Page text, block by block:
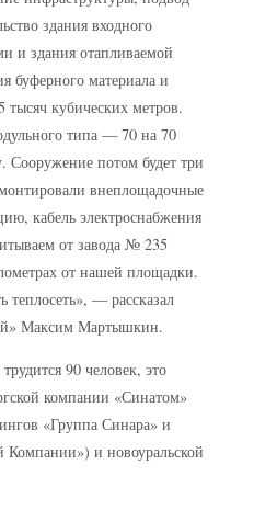
здания входного
и здания отапливаемой
буферного материала и
кубических метров.
типа — 70 на 70
Сооружение потом будет три
внеплощадочные
кабель электроснабжения
от завода № 235
от нашей площадки.
теплосеть», — рассказал
Максим Мартышкин.
90 человек, это
компании «Синатом»
«Группа Синара» и
Компании») и новоуральской